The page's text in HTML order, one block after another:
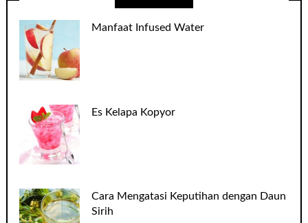
Manfaat Infused Water
Es Kelapa Kopyor
Cara Mengatasi Keputihan dengan Daun
Sirih